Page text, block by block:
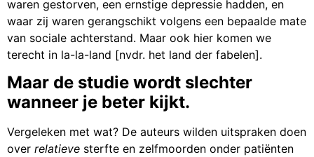
waren gestorven, een ernstige depressie hadden, en
waar zij waren gerangschikt volgens een bepaalde mate
van sociale achterstand. Maar ook hier komen we
terecht in la-la-land [nvdr. het land der fabelen].
Maar de studie wordt slechter
wanneer je beter kijkt.
Vergeleken met wat? De auteurs wilden uitspraken doen
over relatieve sterfte en zelfmoorden onder patiënten